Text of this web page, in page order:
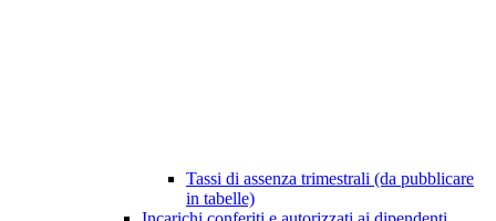
Tassi di assenza trimestrali (da pubblicare
in tabelle)